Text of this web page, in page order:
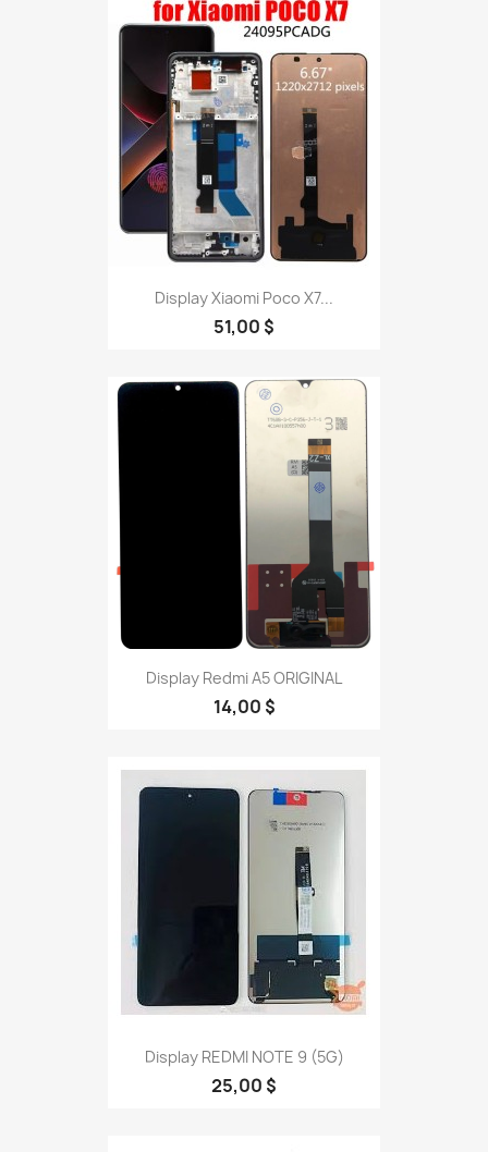
Display Xiaomi Poco X7...
51,00 $
Display Redmi A5 ORIGINAL
14,00 $
Display REDMI NOTE 9 (5G)
25,00 $